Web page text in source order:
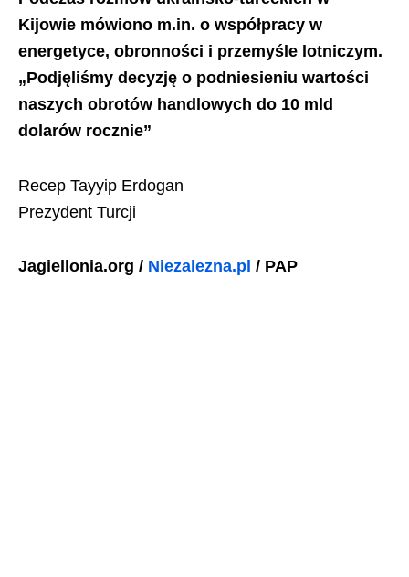
Kijowie mówiono m.in. o współpracy w
energetyce, obronności i przemyśle lotniczym.
„Podjęliśmy decyzję o podniesieniu wartości
naszych obrotów handlowych do 10 mld
dolarów rocznie”
Recep Tayyip Erdogan
Prezydent Turcji
Jagiellonia.org / Niezalezna.pl / PAP